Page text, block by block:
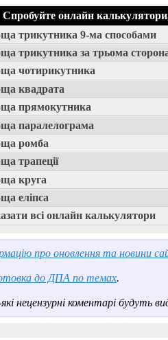
Спробуйте онлайн
трикутника 9-ма способами
трикутника за трьома
чотирикутника
квадрата
прямокутника
паралелограма
ромба
трапеції
круга
еліпса
всі онлайн калькулятори
про оновлення та новини
до ДПА по темах.
нецензурні коментарі будуть